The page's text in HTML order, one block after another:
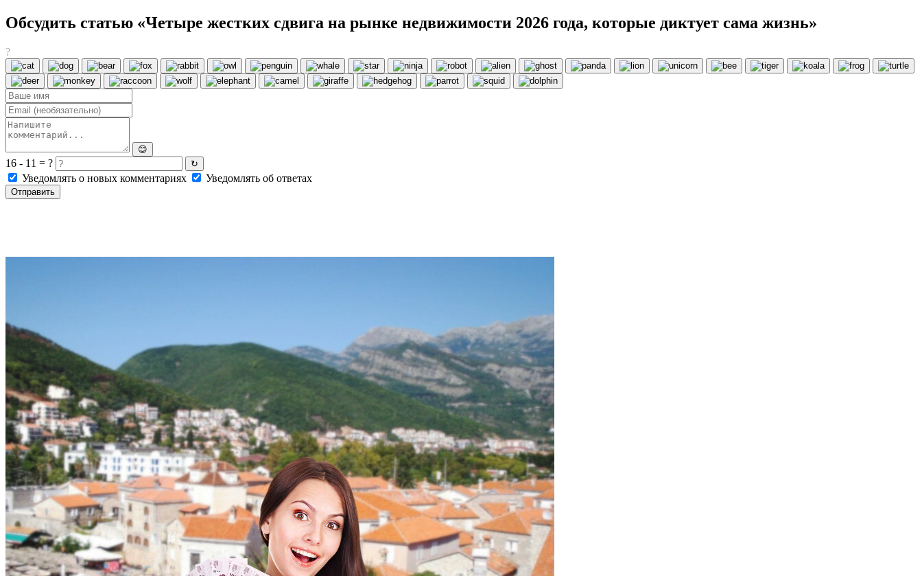
Обсудить статью «Четыре жестких сдвига на рынке недвижимости 2026 года, которые диктует сама жизнь»
?
😊
16 - 11 = ? ↻
Уведомлять о новых комментариях Уведомлять об ответах
Отправить